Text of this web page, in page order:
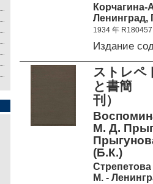
Корчагина-
Ленинград,
1934 年 R180457
Издание
ストレペ
と書簡
刊）
М. Д.
(Б.К.)
М. -